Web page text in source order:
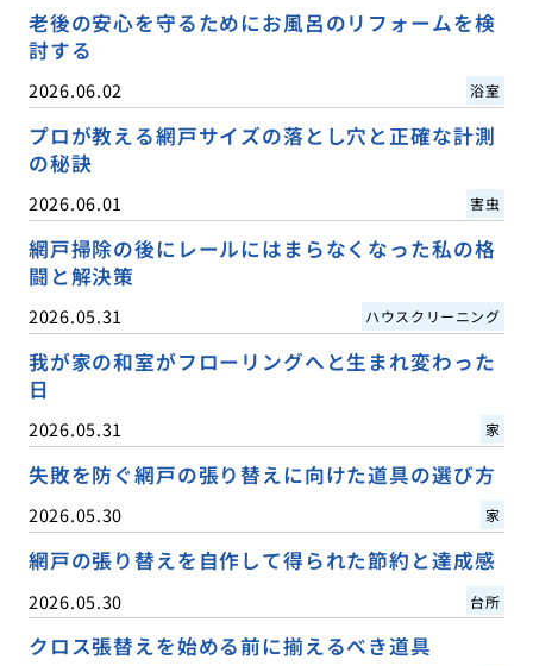
老後の安心を守るためにお風呂のリフォームを検
討する
2026.06.02 浴室
プロが教える網戸サイズの落とし穴と正確な計測
の秘訣
2026.06.01 害虫
網戸掃除の後にレールにはまらなくなった私の格
闘と解決策
2026.05.31 ハウスクリーニング
我が家の和室がフローリングへと生まれ変わった
日
2026.05.31 家
失敗を防ぐ網戸の張り替えに向けた道具の選び方
2026.05.30 家
網戸の張り替えを自作して得られた節約と達成感
2026.05.30 台所
クロス張替えを始める前に揃えるべき道具